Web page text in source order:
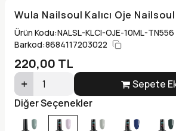
Wula Nailsoul Kalıcı Oje
Ürün Kodu:NALSL-KLCI-OJE-10ML-TN556
Barkod:8684117203022
220,00 TL
Sepete
Diğer Seçenekler